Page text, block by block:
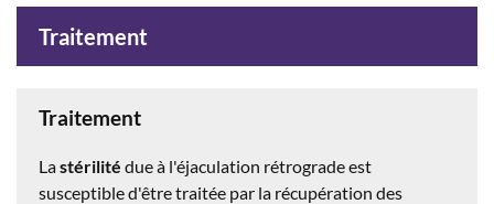
Traitement
Traitement
Lastérilité due à l'éjaculation rétrograde est
susceptible d'être traitée par la récupération des